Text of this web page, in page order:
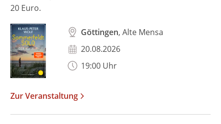
20 Euro.
Göttingen, Alte Mensa
20.08.2026
19:00 Uhr
Zur Veranstaltung